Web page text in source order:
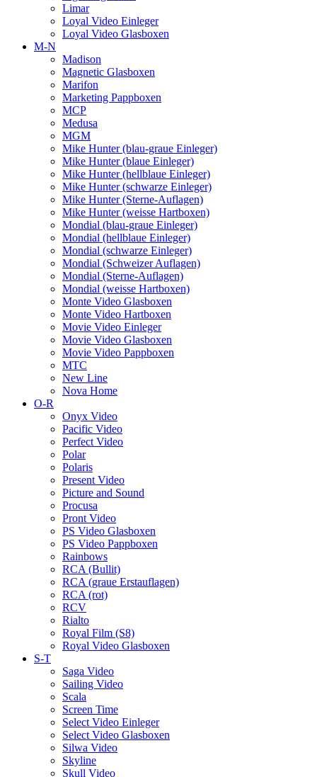
Limar
Loyal Video Einleger
Loyal Video Glasboxen
M-N
Madison
Magnetic Glasboxen
Marifon
Marketing Pappboxen
MCP
Medusa
MGM
Mike Hunter (blau-graue Einleger)
Mike Hunter (blaue Einleger)
Mike Hunter (hellblaue Einleger)
Mike Hunter (schwarze Einleger)
Mike Hunter (Sterne-Auflagen)
Mike Hunter (weisse Hartboxen)
Mondial (blau-graue Einleger)
Mondial (hellblaue Einleger)
Mondial (schwarze Einleger)
Mondial (Schweizer Auflagen)
Mondial (Sterne-Auflagen)
Mondial (weisse Hartboxen)
Monte Video Glasboxen
Monte Video Hartboxen
Movie Video Einleger
Movie Video Glasboxen
Movie Video Pappboxen
MTC
New Line
Nova Home
O-R
Onyx Video
Pacific Video
Perfect Video
Polar
Polaris
Present Video
Picture and Sound
Procusa
Pront Video
PS Video Glasboxen
PS Video Pappboxen
Rainbows
RCA (Bullit)
RCA (graue Erstauflagen)
RCA (rot)
RCV
Rialto
Royal Film (S8)
Royal Video Glasboxen
S-T
Saga Video
Sailing Video
Scala
Screen Time
Select Video Einleger
Select Video Glasboxen
Silwa Video
Skyline
Skull Video